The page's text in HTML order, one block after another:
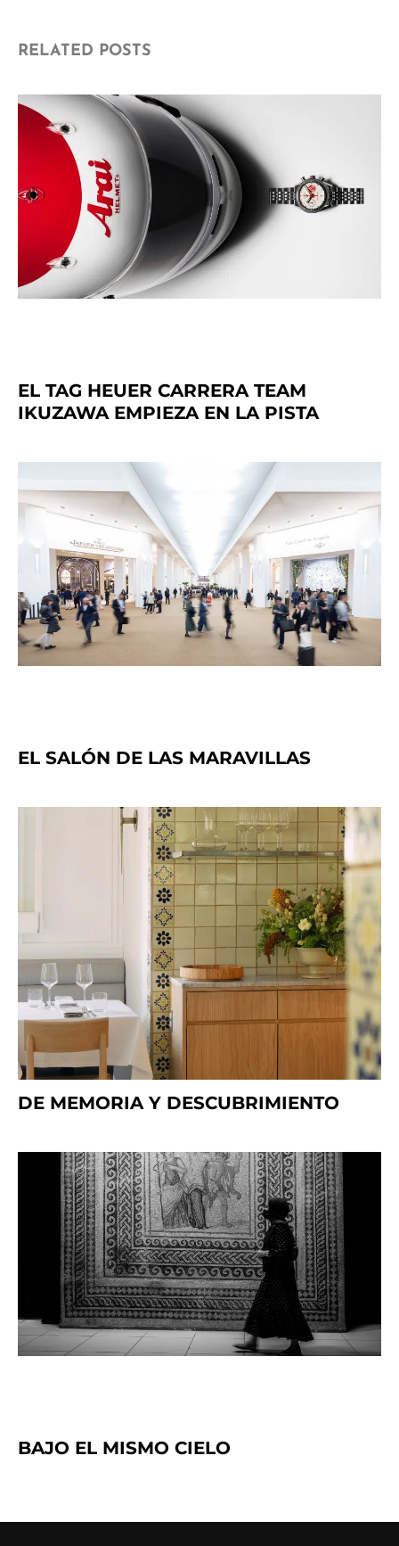
RELATED POSTS
EL TAG HEUER CARRERA TEAM
IKUZAWA EMPIEZA EN LA PISTA
EL SALÓN DE LAS MARAVILLAS
DE MEMORIA Y DESCUBRIMIENTO
BAJO EL MISMO CIELO